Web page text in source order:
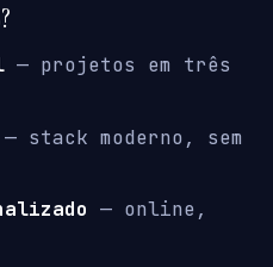
— projetos em três
— stack moderno, sem
— online,